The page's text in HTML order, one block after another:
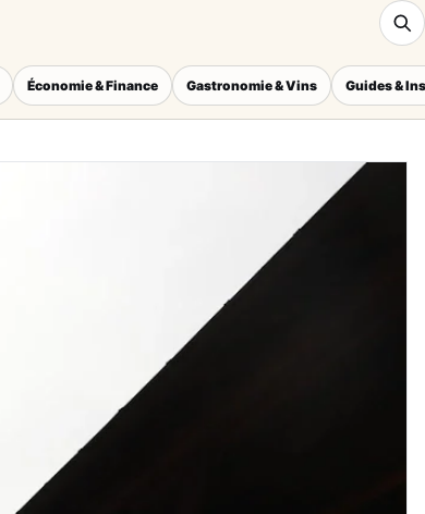
Économie & Finance Gastronomie & Vins Guides &